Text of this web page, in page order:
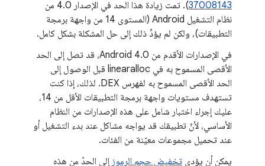
37008143
). تمت زيادة هذا الحد في الإصدار 4.0 من
نظام التشغيل Android (المستوى 14 من واجهة برمجة
التطبيقات)، ولكن لم يؤدِّ ذلك إلى حل المشكلة بشكل كامل.
في الإصدارات الأقدم من Android 4.0، قد تصل إلى الحد
الأقصى المسموح به في linearalloc قبل الوصول إلى
الحد الأقصى المسموح به لفهرس DEX. لذلك، إذا كنت
تستهدف مستويات واجهة برمجة التطبيقات الأقل من 14،
عليك إجراء اختبار شامل على هذه الإصدارات من النظام
الأساسي، لأنّ تطبيقك قد يواجه مشاكل عند بدء التشغيل أو
عند تحميل مجموعات معيّنة من الفئات.
يمكن أن يؤدي تخفيض حجم الرموز إلى الحدّ من هذه